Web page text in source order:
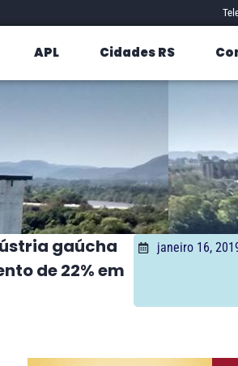
APL Cidades RS
gaúcha
de 22% em
janeiro 16,